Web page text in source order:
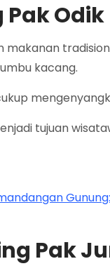
Pak Odik
makanan
kacang.
tujuan
Pak